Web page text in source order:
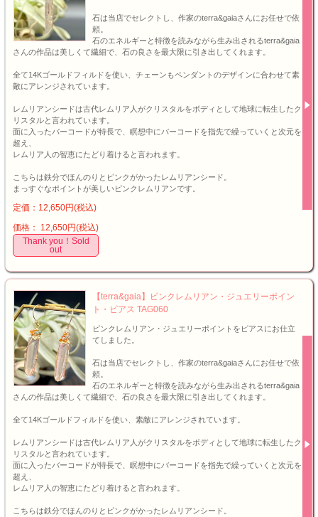
石は当店でセレクトし、作家のterra&gaiaさんにお任せで依
頼。
石のエネルギーと特徴を読みながら生み出されるterra&gaia
さんの作品は美しくて繊細で、石の良さを最大限に引き出してくれます。
全て14Kゴールドフィルドを使い、チェーンもペンダントのデザインに合わせて素
敵にアレンジされています。
レムリアンシードは古代レムリア人がクリスタルをボディとして地球に転生したク
リスタルと言われています。
面に入ったバーコードが特長で、瞑想中にバーコードを指先で繰っていくと次元を
超え、
レムリア人の智恵にたどり着けると言われます。
こちらは鉄分でほんのりとピンクがかったレムリアンシード。
まっすぐなポイントが美しいピンクレムリアンです。
定価：12,650円(税込)
価格： 12,650円(税込)
Thank you！Sold
out
【terra&gaia】ピンクレムリアン・ジュエリーポイン
ト・ピアス TAG060
ピンクレムリアン・ジュエリーポイントをピアスにお仕立
てしました。
石は当店でセレクトし、作家のterra&gaiaさんにお任せで依
頼。
石のエネルギーと特徴を読みながら生み出されるterra&gaia
さんの作品は美しくて繊細で、石の良さを最大限に引き出してくれます。
全て14Kゴールドフィルドを使い、素敵にアレンジされています。
レムリアンシードは古代レムリア人がクリスタルをボディとして地球に転生したク
リスタルと言われています。
面に入ったバーコードが特長で、瞑想中にバーコードを指先で繰っていくと次元を
超え、
レムリア人の智恵にたどり着けると言われます。
こちらは鉄分でほんのりとピンクがかったレムリアンシード。